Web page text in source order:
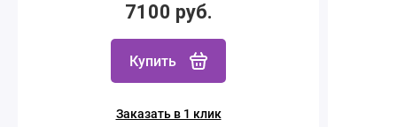
7100 руб.
Купить
Заказать в 1 клик